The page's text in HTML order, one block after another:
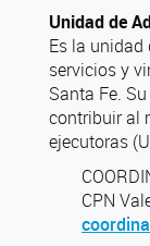
Unidad de
Es la
servicios y
Santa Fe.
contribuir al
ejecutoras
CPN